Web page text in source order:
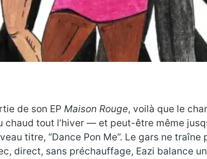
de son EP Maison Rouge, voilà que le
tout l’hiver — et peut-être même
titre, “Dance Pon Me”. Le gars ne
direct, sans préchauffage, Eazi balance